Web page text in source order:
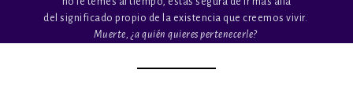
del significado propio de la existencia que creemos vivir.
Muerte, ¿a quién quieres pertenecerle?